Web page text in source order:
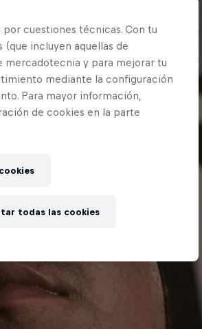
cuestiones técnicas. Con tu
incluyen aquellas de
mercadotecnia y para mejorar tu
mediante la configuración
Para mayor información,
de cookies en la parte
todas las cookies